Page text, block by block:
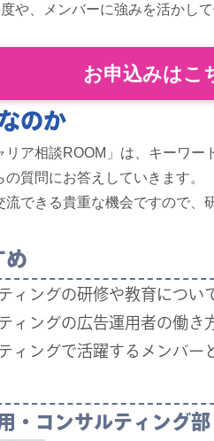
や、メンバーに強みを活かし
お申込みはこ
のか
ア相談ROOM」は、キーワ
質問にお答えしていきます。
流できる貴重な機会ですので、
め
ィングの研修や教育につい
ィングの広告運用者の働き
ィングで活躍するメンバー
・コンサルティング部